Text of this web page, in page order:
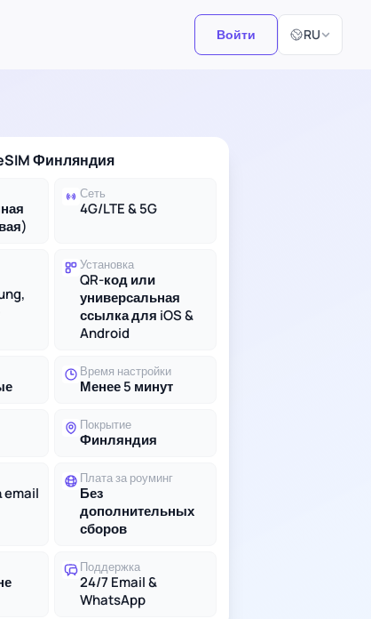
Войти RU
Выберите
Финляндия
Сеть
4G/LTE & 5G
Установка
QR-код или
универсальная
ссылка для iOS &
Android
Время настройки
Менее 5 минут
Покрытие
Финляндия
email
Плата за роуминг
Без
дополнительных
сборов
Поддержка
24/7 Email &
WhatsApp